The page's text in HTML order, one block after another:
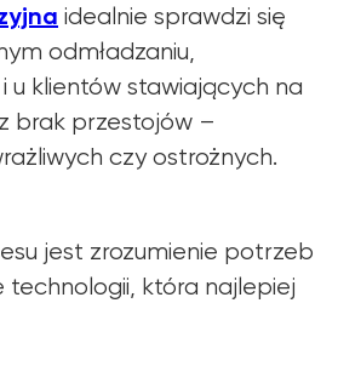
idealnie sprawdzi się
odmładzaniu,
u klientów stawiających na
brak przestojów –
czy ostrożnych.
jest zrozumienie potrzeb
technologii, która najlepiej